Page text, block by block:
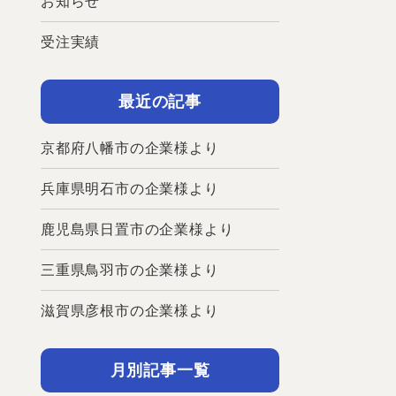
受注実績
最近の記事
京都府八幡市の企業様より
兵庫県明石市の企業様より
鹿児島県日置市の企業様より
三重県鳥羽市の企業様より
滋賀県彦根市の企業様より
月別記事一覧